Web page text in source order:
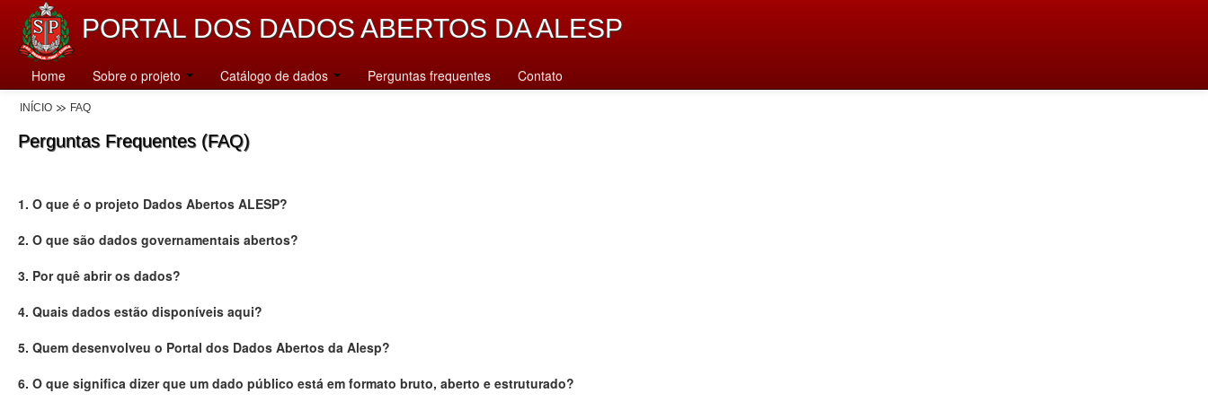
PORTAL DOS DADOS ABERTOS DA ALESP
Home Sobre o projeto Catálogo de dados Perguntas frequentes Contato
INÍCIO FAQ
Perguntas Frequentes (FAQ)
1. O que é o projeto Dados Abertos ALESP?
2. O que são dados governamentais abertos?
3. Por quê abrir os dados?
4. Quais dados estão disponíveis aqui?
5. Quem desenvolveu o Portal dos Dados Abertos da Alesp?
6. O que significa dizer que um dado público está em formato bruto, aberto e estruturado?